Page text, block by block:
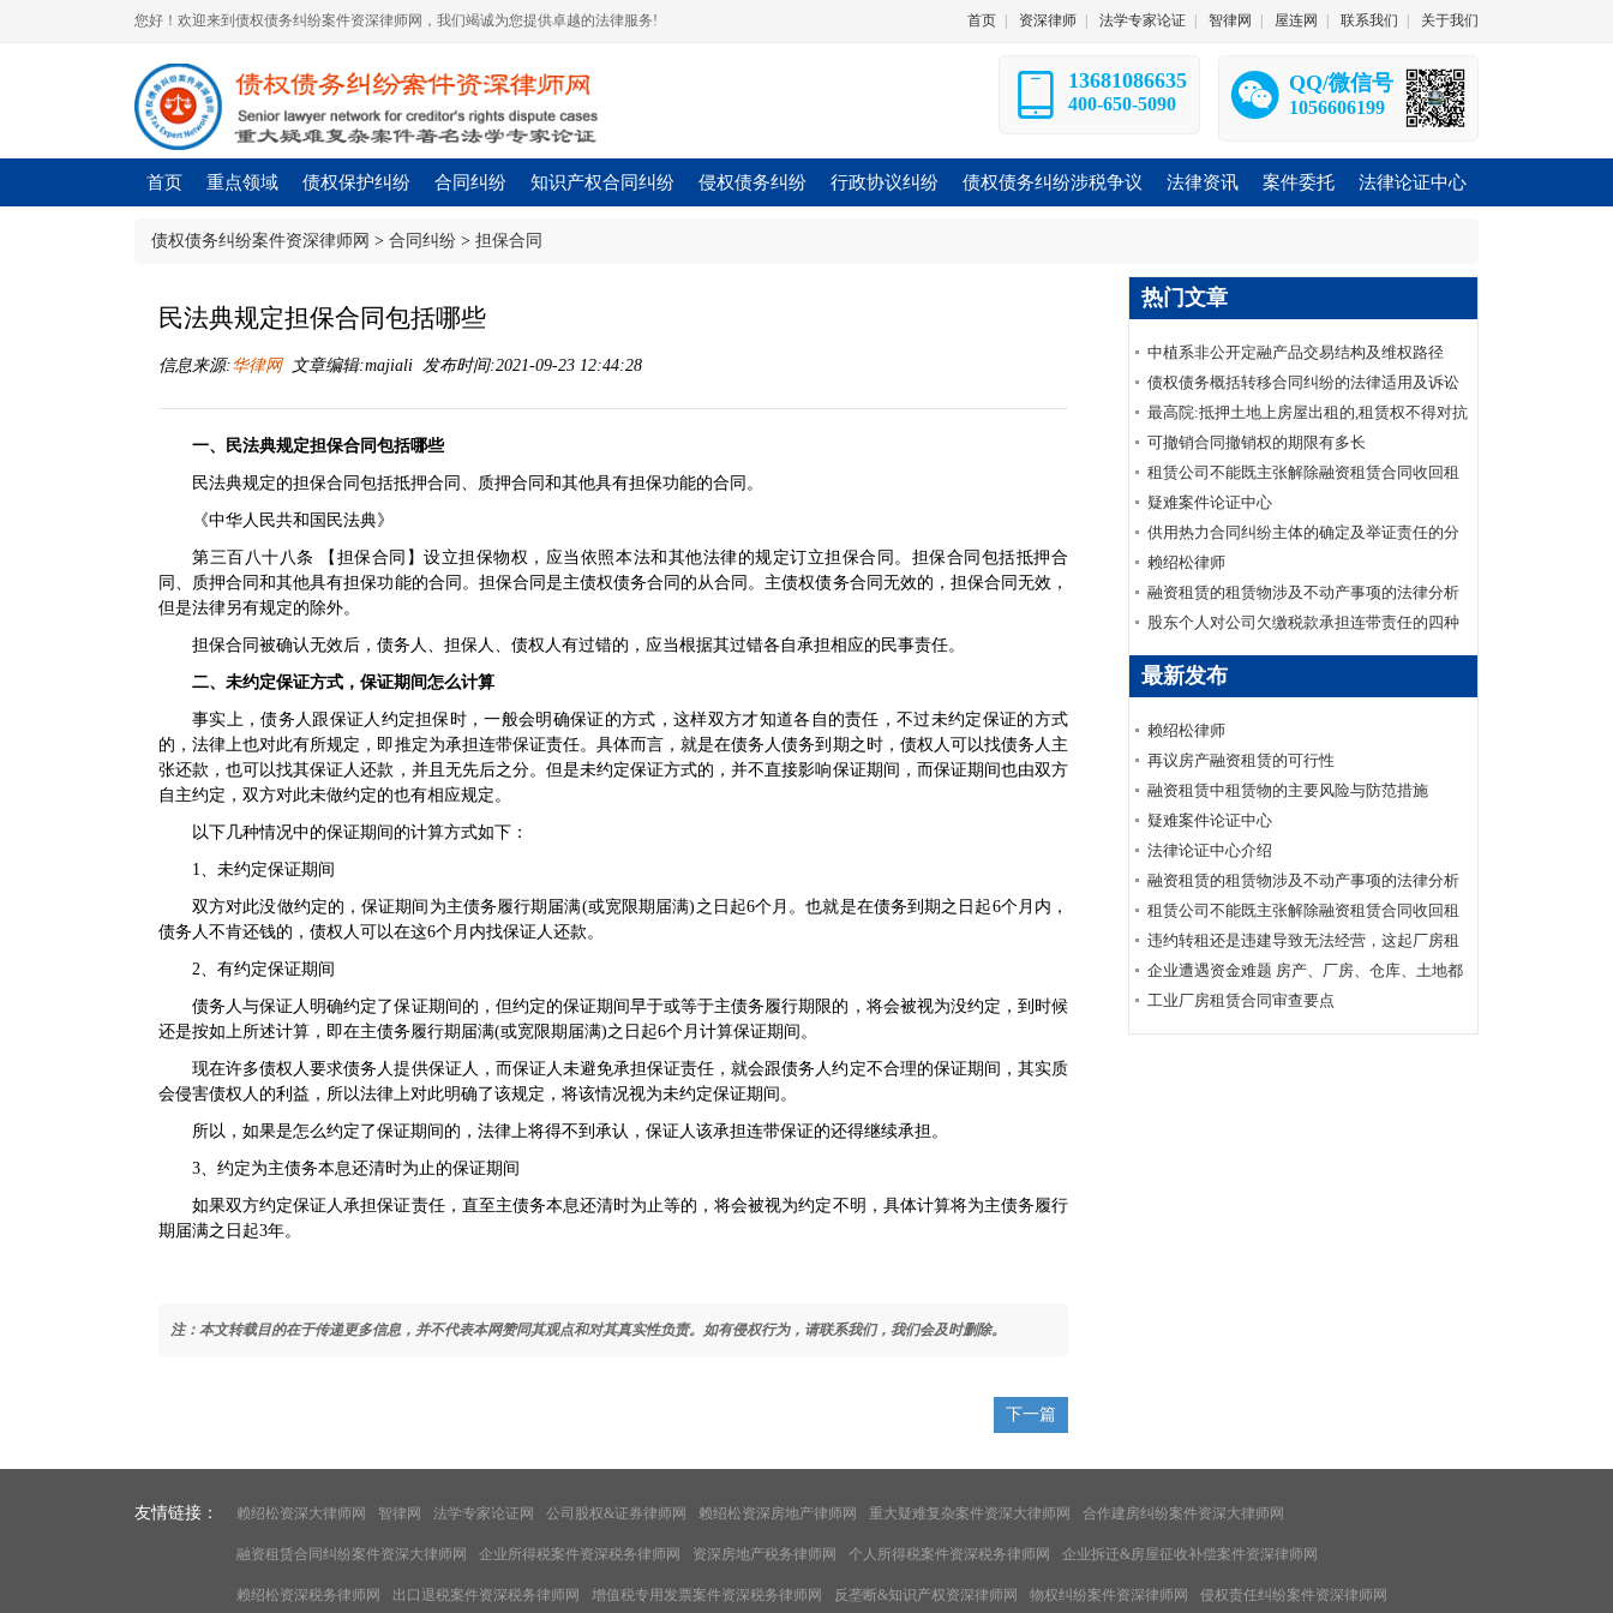
您好！欢迎来到债权债务纠纷案件资深律师网，我们竭诚为您提供卓越的法律服务! 首页 资深律师 法学专家论证 智律网 屋连网 联系我们 关于我们
13681086635
400-650-5090
QQ/微信号
1056606199
首页 重点领域 债权保护纠纷 合同纠纷 知识产权合同纠纷 侵权债务纠纷 行政协议纠纷 债权债务纠纷涉税争议 法律资讯 案件委托 法律论证中心
债权债务纠纷案件资深律师网 > 合同纠纷 > 担保合同
民法典规定担保合同包括哪些
信息来源:华律网文章编辑:majiali 发布时间:2021-09-23 12:44:28
一、民法典规定担保合同包括哪些
民法典规定的担保合同包括抵押合同、 质押合同和其他具有担保功能的合同。
《中华人民共和国民法典》
第三百八十八条 【担保合同】设立担保物权，应当依照本法和其他法律的规定订立担保合同。担保合同包括抵押合
同、质押合同和其他具有担保功能的合同。担保合同是主债权债务合同的从合同。主债权债务合同无效的，担保合同无效，
但是法律另有规定的除外。
担保合同被确认无效后， 债务人 、担保人、 债权人有过错的，应当根据其过错各自承担相应的 民事责任。
二、未约定保证方式，保证期间怎么计算
事实上，债务人跟保证人约定担保时，一般会明确保证的方式，这样双方才知道各自的责任，不过未约定保证的方式
的，法律上也对此有所规定，即推定为承担连带保证责任。具体而言，就是在债务人债务到期之时，债权人可以找债务人主
张还款，也可以找其保证人还款，并且无先后之分。但是未约定保证方式的，并不直接影响保证期间，而保证期间也由双方
自主约定，双方对此未做约定的也有相应规定。
以下几种情况中的保证期间的计算方式如下：
1、未约定保证期间
双方对此没做约定的，保证期间为主债务履行期届满(或宽限期届满)之日起6个月。也就是在债务到期之日起6个月内，
债务人不肯还钱的，债权人可以在这6个月内找保证人还款。
2、有约定保证期间
债务人与保证人明确约定了保证期间的，但约定的保证期间早于或等于主债务履行期限的，将会被视为没约定，到时候
还是按如上所述计算，即在主债务履行期届满(或宽限期届满)之日起6个月计算保证期间。
现在许多债权人要求债务人提供保证人，而保证人未避免承担保证责任，就会跟债务人约定不合理的保证期间，其实质
会侵害债权人的利益，所以法律上对此明确了该规定，将该情况视为未约定保证期间。
所以，如果是怎么约定了保证期间的，法律上将得不到承认，保证人该承担连带保证的还得继续承担。
3、约定为主债务本息还清时为止的保证期间
如果双方约定保证人承担保证责任，直至主债务本息还清时为止等的，将会被视为约定不明，具体计算将为主债务履行
期届满之日起3年。
注：本文转载目的在于传递更多信息，并不代表本网赞同其观点和对其真实性负责。如有侵权行为，请联系我们，我们会及时删除。
下一篇
热门文章
中植系非公开定融产品交易结构及维权路径
债权债务概括转移合同纠纷的法律适用及诉讼
要点——债权债务概括转移合同纠纷系列
最高院:抵押土地上房屋出租的,租赁权不得对抗
土地抵押权(附:先抵后租裁判规则)|法客帝国
可撤销合同撤销权的期限有多长
租赁公司不能既主张解除融资租赁合同收回租
赁物又要求承租人支付全部未付租金
疑难案件论证中心
供用热力合同纠纷主体的确定及举证责任的分
配
赖绍松律师
融资租赁的租赁物涉及不动产事项的法律分析
股东个人对公司欠缴税款承担连带责任的四种
情形
最新发布
赖绍松律师
再议房产融资租赁的可行性
融资租赁中租赁物的主要风险与防范措施
疑难案件论证中心
法律论证中心介绍
融资租赁的租赁物涉及不动产事项的法律分析
租赁公司不能既主张解除融资租赁合同收回租
赁物又要求承租人支付全部未付租金
违约转租还是违建导致无法经营，这起厂房租
赁合同纠纷应如何认定？
企业遭遇资金难题 房产、厂房、仓库、土地都
可以帮你抵押融资
工业厂房租赁合同审查要点
友情链接： 赖绍松资深大律师网 智律网 法学专家论证网 公司股权&证券律师网 赖绍松资深房地产律师网 重大疑难复杂案件资深大律师网 合作建房纠纷案件资深大律师网
融资租赁合同纠纷案件资深大律师网 企业所得税案件资深税务律师网 资深房地产税务律师网 个人所得税案件资深税务律师网 企业拆迁&房屋征收补偿案件资深律师网
赖绍松资深税务律师网 出口退税案件资深税务律师网 增值税专用发票案件资深税务律师网 反垄断&知识产权资深律师网 物权纠纷案件资深律师网 侵权责任纠纷案件资深律师网